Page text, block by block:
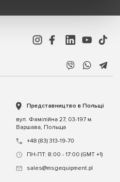
Представництво в Польщі
вул. Фамілійна 27, 03-197 м.
Варшава, Польща
+48 (83) 313-19-70
ПН-ПТ: 8:00 - 17:00 (GMT +1)
sales@msgequipment.pl